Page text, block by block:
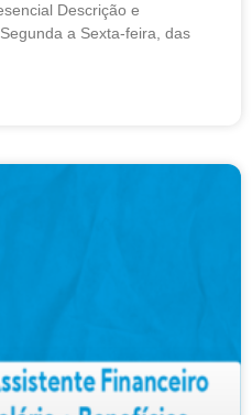
Descrição e
a Sexta-feira, das